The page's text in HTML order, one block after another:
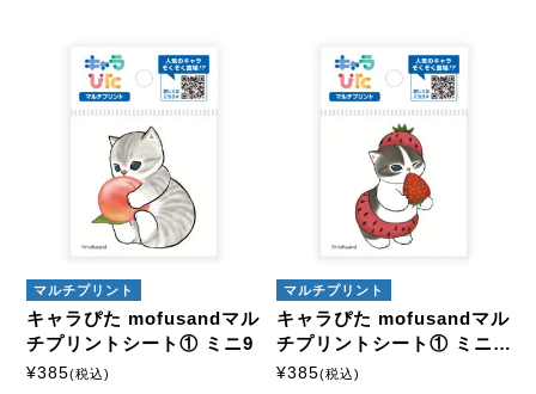
マルチプリント
キャラぴた mofusandマル
チプリントシート① ミニ9
¥385(税込)
マルチプリント
キャラぴた mofusandマル
チプリントシート① ミニ1
0
¥385(税込)